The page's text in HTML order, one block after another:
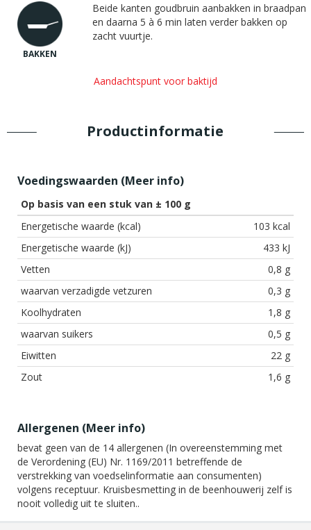
BAKKEN
Beide kanten goudbruin aanbakken in braadpan
en daarna 5 à 6 min laten verder bakken op
zacht vuurtje.
Aandachtspunt voor baktijd
Productinformatie
Voedingswaarden (Meer info)
Op basis van een stuk van ± 100 g
Energetische waarde (kcal)
103 kcal
Energetische waarde (kJ)
433 kJ
Vetten
0,8 g
waarvan verzadigde vetzuren
0,3 g
Koolhydraten
1,8 g
waarvan suikers
0,5 g
Eiwitten
22 g
Zout
1,6 g
Allergenen (Meer info)
bevat geen van de 14 allergenen (In overeenstemming met
de Verordening (EU) Nr. 1169/2011 betreffende de
verstrekking van voedselinformatie aan consumenten)
volgens receptuur. Kruisbesmetting in de beenhouwerij zelf is
nooit volledig uit te sluiten..